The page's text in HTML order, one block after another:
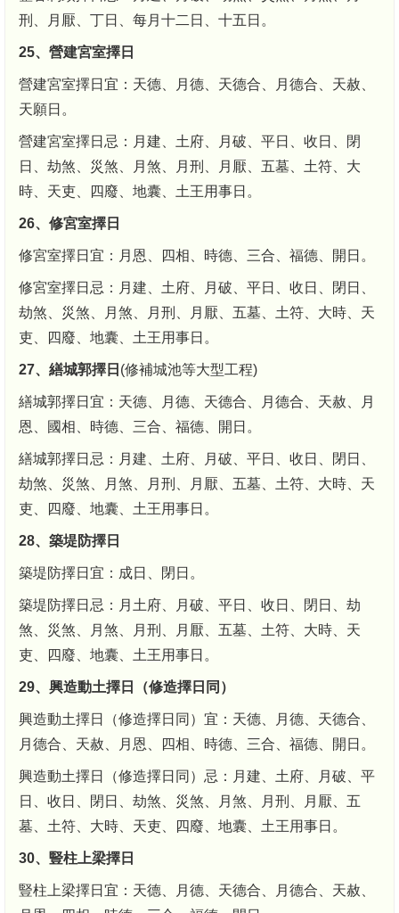
刑、月厭、丁日、每月十二日、十五日。
25、營建宮室擇日
營建宮室擇日宜：天德、月德、天德合、月德合、天赦、
天願日。
營建宮室擇日忌：月建、土府、月破、平日、收日、閉
日、劫煞、災煞、月煞、月刑、月厭、五墓、土符、大
時、天吏、四廢、地囊、土王用事日。
26、修宮室擇日
修宮室擇日宜：月恩、四相、時德、三合、福德、開日。
修宮室擇日忌：月建、土府、月破、平日、收日、閉日、
劫煞、災煞、月煞、月刑、月厭、五墓、土符、大時、天
吏、四廢、地囊、土王用事日。
27、繕城郭擇日 (修補城池等大型工程)
繕城郭擇日宜：天德、月德、天德合、月德合、天赦、月
恩、國相、時德、三合、福德、開日。
繕城郭擇日忌：月建、土府、月破、平日、收日、閉日、
劫煞、災煞、月煞、月刑、月厭、五墓、土符、大時、天
吏、四廢、地囊、土王用事日。
28、築堤防擇日
築堤防擇日宜：成日、閉日。
築堤防擇日忌：月土府、月破、平日、收日、閉日、劫
煞、災煞、月煞、月刑、月厭、五墓、土符、大時、天
吏、四廢、地囊、土王用事日。
29、興造動土擇日（修造擇日同）
興造動土擇日（修造擇日同）宜：天德、月德、天德合、
月德合、天赦、月恩、四相、時德、三合、福德、開日。
興造動土擇日（修造擇日同）忌：月建、土府、月破、平
日、收日、閉日、劫煞、災煞、月煞、月刑、月厭、五
墓、土符、大時、天吏、四廢、地囊、土王用事日。
30、豎柱上梁擇日
豎柱上梁擇日宜：天德、月德、天德合、月德合、天赦、